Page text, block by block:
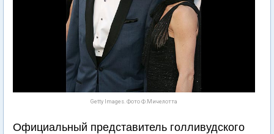
Getty Images. Фото Ф.Мичелотта
Официальный представитель голливудского